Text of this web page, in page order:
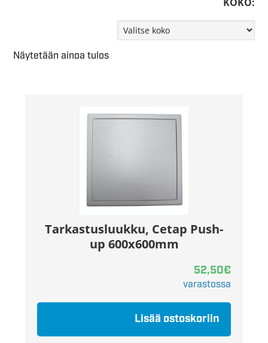
Näytetään ainoa tulos
Tarkastusluukku, Cetap Push-
up 600x600mm
52,50€
varastossa
Lisää ostoskoriin